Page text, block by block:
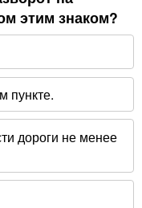
этим знаком?
пункте.
дороги не менее